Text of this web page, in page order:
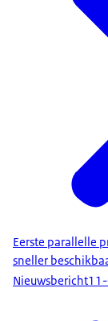
Eerste parallelle
sneller
Nieuwsbericht